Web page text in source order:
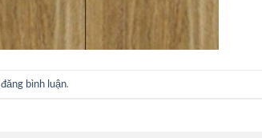
đăng bình luận.